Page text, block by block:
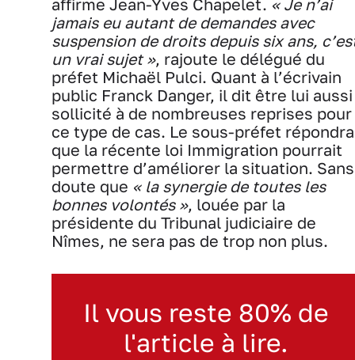
affirme Jean-Yves Chapelet. « Je n’ai
jamais eu autant de demandes avec
suspension de droits depuis six ans,
un vrai sujet », rajoute le délégué du
préfet Michaël Pulci. Quant à l’écrivain
public Franck Danger, il dit être lui aussi
sollicité à de nombreuses reprises pour
ce type de cas. Le sous-préfet répondra
que la récente loi Immigration pourrait
permettre d’améliorer la situation. Sans
doute que « la synergie de toutes les
bonnes volontés », louée par la
présidente du Tribunal judiciaire de
Nîmes, ne sera pas de trop non plus.
Il vous reste 80% de
l'article à lire.